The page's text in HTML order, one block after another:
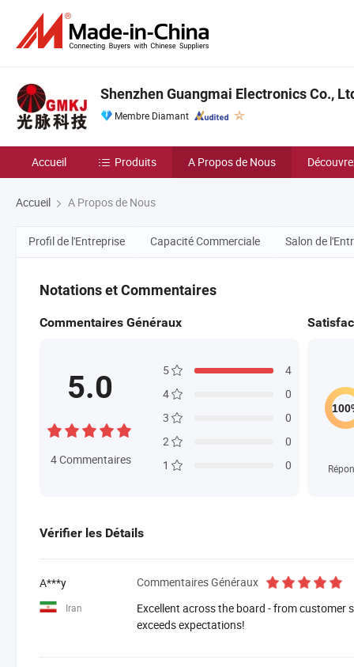
Shenzhen Guangmai Electronics Co.,
Membre Diamant
Accueil Produits A Propos de Nous
Accueil A Propos de Nous
Profil de l'Entreprise Capacité Commerciale Salon de
Notations et Commentaires
Commentaires Généraux
5.0
4Commentaires
5
4
4
0
3
0
2
0
1
0
Vérifier les Détails
A***y
Iran
Commentaires Généraux
Excellent across the board - from customer
exceeds expectations!